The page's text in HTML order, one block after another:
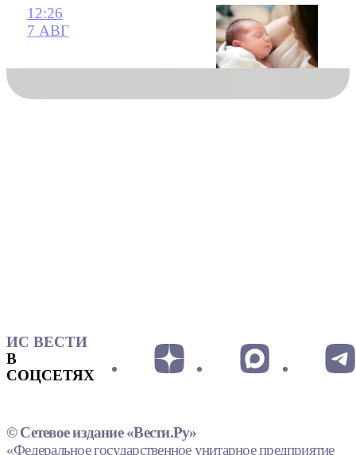
12:26
7 АВГ
ИС ВЕСТИ
В
СОЦСЕТЯХ
© Сетевое издание «Вести.Ру»
«Федеральное государственное унитарное предприятие